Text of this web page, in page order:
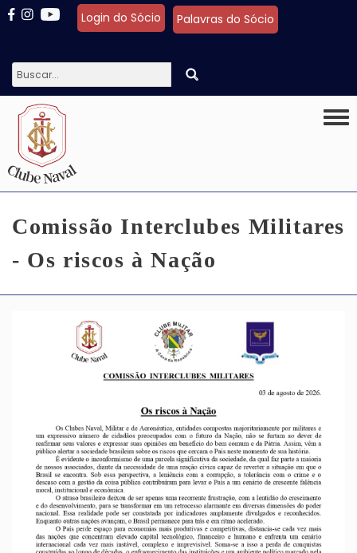
Pular para o conteúdo principal
Login do Sócio Palavras do Sócio
Comissão Interclubes Militares
- Os riscos à Nação